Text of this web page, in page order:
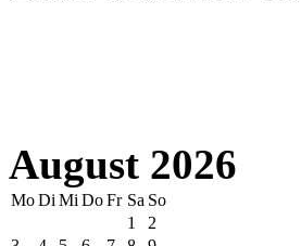
August 2026
MoDi Mi DoFr Sa So
1
2